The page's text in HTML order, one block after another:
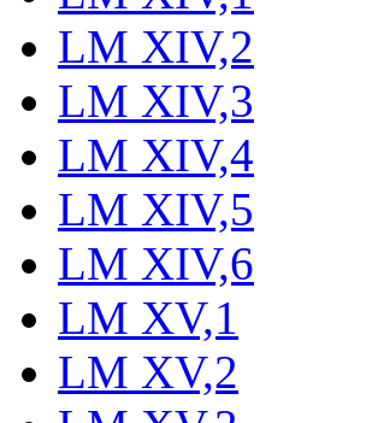
LM XIV,2
LM XIV,3
LM XIV,4
LM XIV,5
LM XIV,6
LM XV,1
LM XV,2